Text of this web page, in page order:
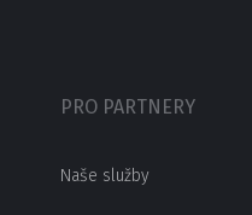
PRO PARTNERY
Naše služby